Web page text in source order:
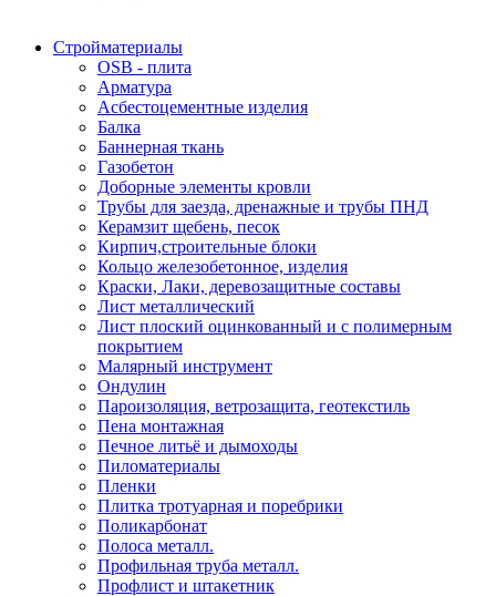
Стройматериалы
OSB - плита
Арматура
Асбестоцементные изделия
Балка
Баннерная ткань
Газобетон
Доборные элементы кровли
Трубы для заезда, дренажные и трубы ПНД
Керамзит щебень, песок
Кирпич,строительные блоки
Кольцо железобетонное, изделия
Краски, Лаки, деревозащитные составы
Лист металлический
Лист плоский оцинкованный и с полимерным
покрытием
Малярный инструмент
Ондулин
Пароизоляция, ветрозащита, геотекстиль
Пена монтажная
Печное литьё и дымоходы
Пиломатериалы
Пленки
Плитка тротуарная и поребрики
Поликарбонат
Полоса металл.
Профильная труба металл.
Профлист и штакетник